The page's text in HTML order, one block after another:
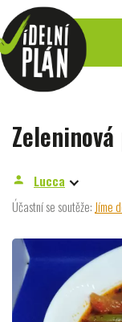
person
Lucca
Účastní se soutěže: Jíme